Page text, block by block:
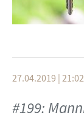
IDLES :: Kill
bis zum 31.
das Alles
27.04.2019 | 21:02
#199: